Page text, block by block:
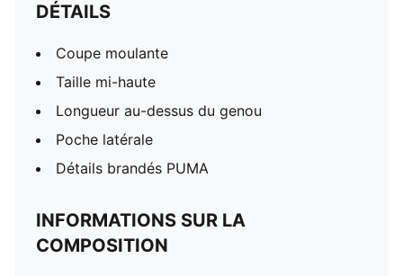
DÉTAILS
Coupe moulante
Taille mi-haute
Longueur au-dessus du genou
Poche latérale
Détails brandés PUMA
INFORMATIONS SUR LA
COMPOSITION